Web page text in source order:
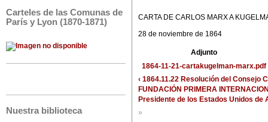
Carteles de las Comunas de
París y Lyon (1870-1871)
Nuestra biblioteca
CARTA DE CARLOS MARX A
28 de noviembre de 1864
Adjunto
1864-11-21-cartakugelman-marx.pdf
‹ 1864.11.22 Resolución del Consejo
FUNDACIÓN PRIMERA
Presidente de los Estados Unidos de
»